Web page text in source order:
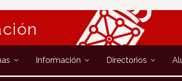
Información Directorios